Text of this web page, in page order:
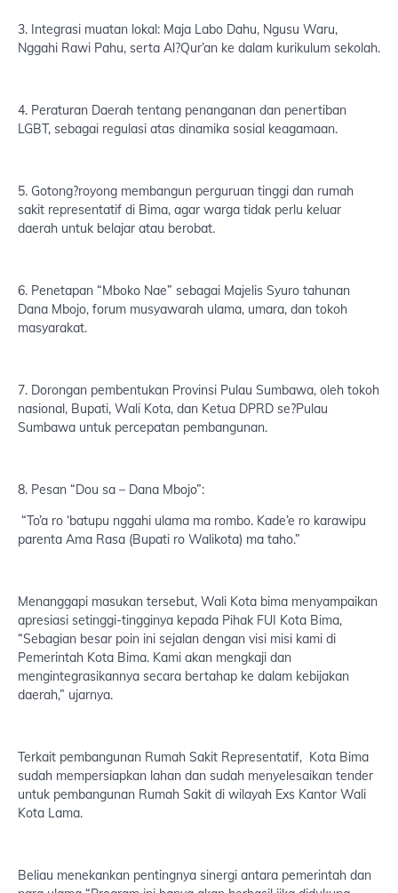
3. Integrasi muatan lokal: Maja Labo Dahu, Ngusu Waru,
Nggahi Rawi Pahu, serta Al?Qur’an ke dalam kurikulum sekolah.
4. Peraturan Daerah tentang penanganan dan penertiban
LGBT, sebagai regulasi atas dinamika sosial keagamaan.
5. Gotong?royong membangun perguruan tinggi dan rumah
sakit representatif di Bima, agar warga tidak perlu keluar
daerah untuk belajar atau berobat.
6. Penetapan “Mboko Nae” sebagai Majelis Syuro tahunan
Dana Mbojo, forum musyawarah ulama, umara, dan tokoh
masyarakat.
7. Dorongan pembentukan Provinsi Pulau Sumbawa, oleh tokoh
nasional, Bupati, Wali Kota, dan Ketua DPRD se?Pulau
Sumbawa untuk percepatan pembangunan.
8. Pesan “Dou sa – Dana Mbojo”:
“To’a ro ‘batupu nggahi ulama ma rombo. Kade’e ro karawipu
parenta Ama Rasa (Bupati ro Walikota) ma taho.”
Menanggapi masukan tersebut, Wali Kota bima menyampaikan
apresiasi setinggi-tingginya kepada Pihak FUI Kota Bima,
“Sebagian besar poin ini sejalan dengan visi misi kami di
Pemerintah Kota Bima. Kami akan mengkaji dan
mengintegrasikannya secara bertahap ke dalam kebijakan
daerah,” ujarnya.
Terkait pembangunan Rumah Sakit Representatif, Kota Bima
sudah mempersiapkan lahan dan sudah menyelesaikan tender
untuk pembangunan Rumah Sakit di wilayah Exs Kantor Wali
Kota Lama.
Beliau menekankan pentingnya sinergi antara pemerintah dan